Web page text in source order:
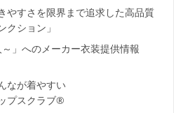
やすさを限界まで追求した高品質
クション」
」へのメーカー衣装提供情報
なが着やすい
プスクラブ®